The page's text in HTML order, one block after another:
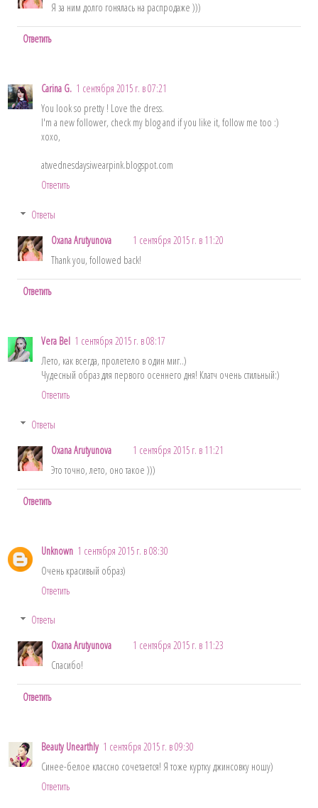
Я за ним долго гонялась на распродаже )))
Ответить
Carina G. 1 сентября 2015 г. в 07:21
You look so pretty ! Love the dress.
I'm a new follower, check my blog and if you like it, follow me too :)
xoxo,
atwednesdaysiwearpink.blogspot.com
Ответить
Ответы
Oxana Arutyunova
1 сентября 2015 г. в 11:20
Thank you, followed back!
Ответить
Vera Bel 1 сентября 2015 г. в 08:17
Лето, как всегда, пролетело в один миг..)
Чудесный образ для первого осеннего дня! Клатч очень стильный:)
Ответить
Ответы
Oxana Arutyunova
1 сентября 2015 г. в 11:21
Это точно, лето, оно такое )))
Ответить
Unknown 1 сентября 2015 г. в 08:30
Очень красивый образ)
Ответить
Ответы
Oxana Arutyunova
1 сентября 2015 г. в 11:23
Спасибо!
Ответить
Beauty Unearthly 1 сентября 2015 г. в 09:30
Синее-белое классно сочетается! Я тоже куртку джинсовку ношу)
Ответить